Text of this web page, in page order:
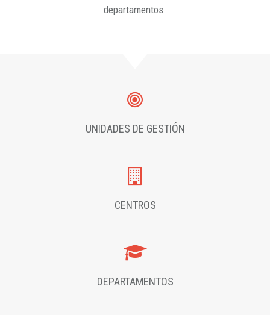
departamentos.
UNIDADES DE GESTIÓN
CENTROS
DEPARTAMENTOS